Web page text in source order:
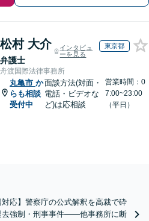
松村 大介
弁護士
インタビュ
ーを見る
東京都
舟渡国際法律事務所
丸亀市 か
らも相談
受付中
面談方法(対面・
電話・ビデオな
ど)は応相談
営業時間：0
7:00~23:00
（平日）
対応】警察庁の公式解釈を高裁で砕
去強制・刑事事件——他事務所に断